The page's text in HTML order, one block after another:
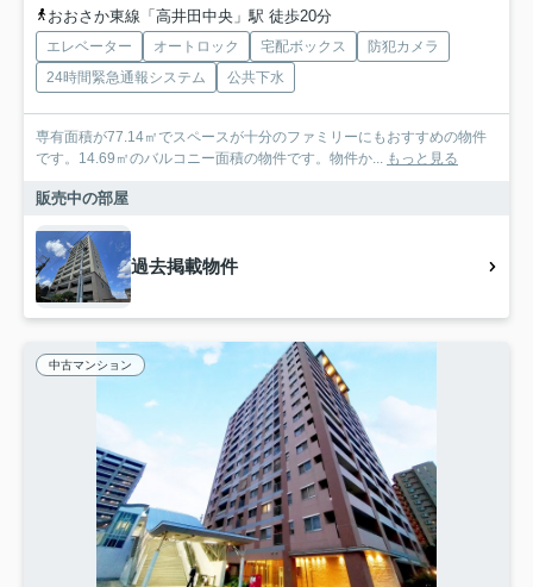
おおさか東線「高井田中央」駅 徒歩20分
エレベーター オートロック 宅配ボックス
防犯カメラ
24時間緊急通報システム
公共下水
専有面積が77.14㎡でスペースが十分のファミリーにもおすすめの物件
です。14.69㎡のバルコニー面積の物件です。物件か... もっと見る
販売中の部屋
過去掲載物件
中古マンション